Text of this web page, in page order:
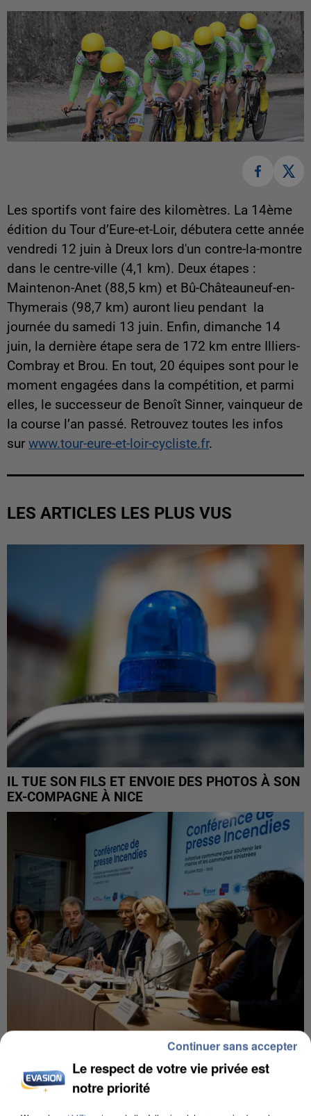
Les sportifs vont faire des kilomètres. La 14ème
édition du Tour d’Eure-et-Loir, débutera cette année
vendredi 12 juin à Dreux lors d'un contre-la-montre
dans le centre-ville (4,1 km). Deux étapes :
Maintenon-Anet (88,5 km) et Bû-Châteauneuf-en-
Thymerais (98,7 km) auront lieu pendant la
journée du samedi 13 juin. Enfin, dimanche 14
juin, la dernière étape sera de 172 km entre Illiers-
Combray et Brou. En tout, 20 équipes sont pour le
moment engagées dans la compétition, et parmi
elles, le successeur de Benoît Sinner, vainqueur de
la course l’an passé. Retrouvez toutes les infos
sur www.tour-eure-et-loir-cycliste.fr.
LES ARTICLES LES PLUS VUS
IL TUE SON FILS ET ENVOIE DES PHOTOS À SON
EX-COMPAGNE À NICE
INCENDIES : L’ÎLE-DE-FRANCE LANCE UN ÉLAN
DE SOLIDARITÉ AVEC LES...
Le respect de votre vie privée est
notre priorité
Continuer sans accepter